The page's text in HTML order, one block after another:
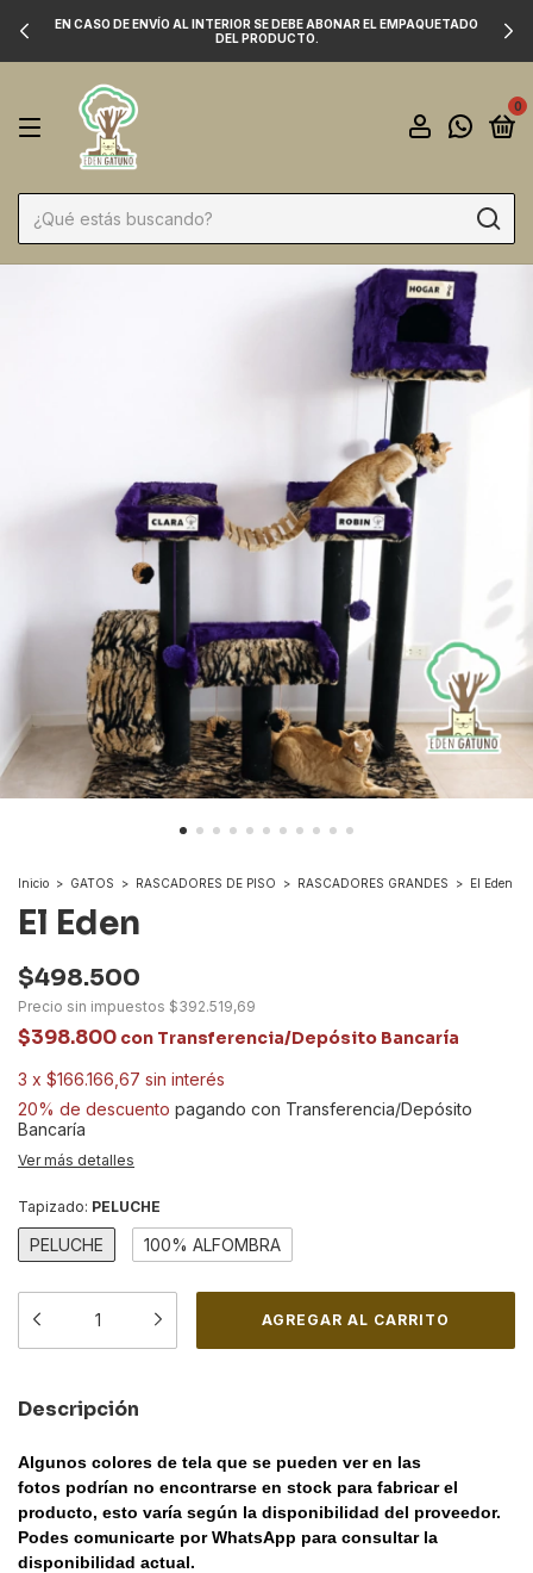
EN CASO DE ENVÍO AL INTERIOR SE DEBE ABONAR EL EMPAQUETADO
DEL PRODUCTO.
0
Inicio > GATOS > RASCADORES DE PISO > RASCADORES GRANDES > El Eden
El Eden
$498.500
Precio sin impuestos $392.519,69
$398.800 con Transferencia/Depósito Bancaría
3 x $166.166,67 sin interés
20% de descuento pagando con Transferencia/Depósito
Bancaría
Ver más detalles
Tapizado: PELUCHE
PELUCHE 100% ALFOMBRA
Descripción
Algunos colores de tela que se pueden ver en las
fotos podrían no encontrarse en stock para fabricar el
producto, esto varía según la disponibilidad del proveedor.
Podes comunicarte por WhatsApp para consultar la
disponibilidad actual.